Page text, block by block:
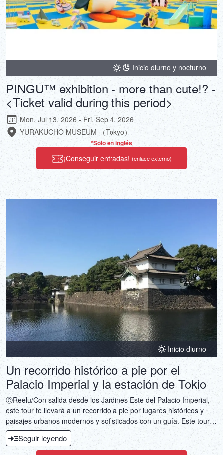
Inicio diurno y nocturno
PINGU™ exhibition - more than cute!? -
<Ticket valid during this period>
Mon, Jul 13, 2026 - Fri, Sep 4, 2026
YURAKUCHO MUSEUM （Tokyo）
*Solo en inglés
¡Conseguir entradas! (enlace externo)
Inicio diurno
Un recorrido histórico a pie por el
Palacio Imperial y la estación de Tokio
ⒸReelu/Con salida desde los Jardines Este del Palacio Imperial,
este tour te llevará a un recorrido a pie por lugares históricos y
paisajes urbanos modernos y sofisticados con un guía. Este tour
de 2,5 horas es perfecto para quienes desean conocer Tokio a
fondo.Seguir leyendo